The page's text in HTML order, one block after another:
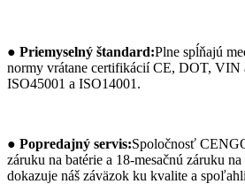
● Priemyselný štandard:Plne spĺňajú
normy vrátane certifikácií CE, DOT, VIN
ISO45001 a ISO14001.
● Popredajný servis:Spoločnosť
záruku na batérie a 18-mesačnú záruku
dokazuje náš záväzok ku kvalite a